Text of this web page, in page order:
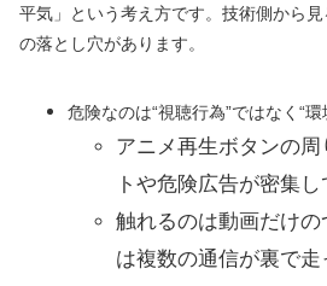
平気」という考え方です。技術側から
の落とし穴があります。
危険なのは“視聴行為”ではなく“環
アニメ再生ボタンの
トや危険広告が密集し
触れるのは動画だけ
は複数の通信が裏で走